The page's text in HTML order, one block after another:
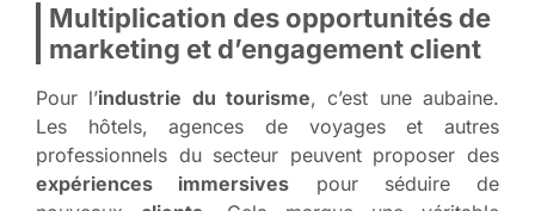
Multiplication des opportunités de
marketing et d’engagement client
Pour l’industrie du tourisme, c’est une aubaine.
Les hôtels, agences de voyages et autres
professionnels du secteur peuvent proposer des
expériences immersives pour séduire de